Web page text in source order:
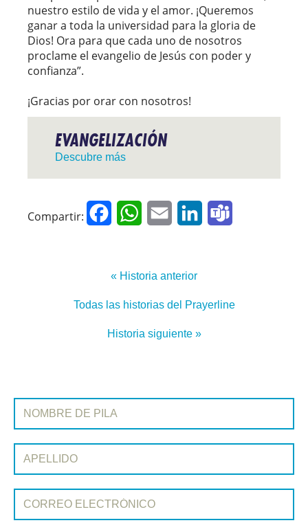
nuestro estilo de vida y el amor. ¡Queremos
ganar a toda la universidad para la gloria de
Dios! Ora para que cada uno de nosotros
proclame el evangelio de Jesús con poder y
confianza”.
¡Gracias por orar con nosotros!
EVANGELIZACIÓN
Descubre más
Compartir: FacebookWhatsApp
Email LinkedIn
« Historia anterior
Todas las historias del Prayerline
Historia siguiente »
SUSCRIBIRSE A PRAYERLINE
Nombre de pila:
Apellido:
Correo electrónico: